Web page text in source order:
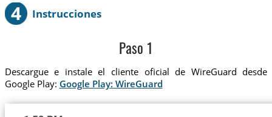
4 Instrucciones
Paso 1
Descargue e instale el cliente oficial de WireGuard desde
Google Play: Google Play: WireGuard